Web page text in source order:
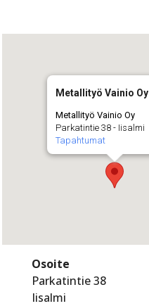
Metallityö Vainio Oy
Metallityö Vainio Oy
Parkatintie 38 - Iisalmi
Tapahtumat
Osoite
Parkatintie 38
Iisalmi